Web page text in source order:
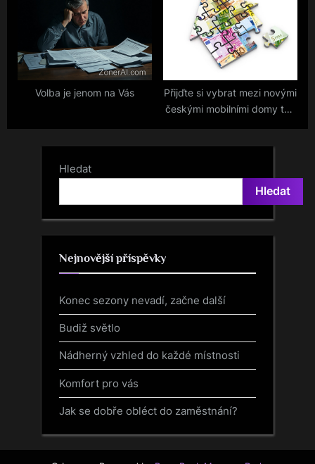
Volba je jenom na Vás
Přijďte si vybrat mezi novými
českými mobilními domy ten
Hledat
Hledat
Nejnovější příspěvky
Konec sezony nevadí, začne další
Budiž světlo
Nádherný vzhled do každé místnosti
Komfort pro vás
Jak se dobře obléct do zaměstnání?